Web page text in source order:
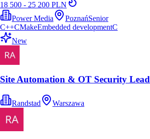
18 500 - 25 200 PLN
Power Media
PoznańSenior
C++CMakeEmbedded developmentC
New
Site Automation & OT Security Lead
Randstad Warszawa